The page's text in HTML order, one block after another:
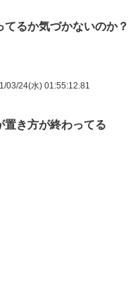
るか気づかないのか？
03/24(水) 01:55:12.81
置き方が終わってる